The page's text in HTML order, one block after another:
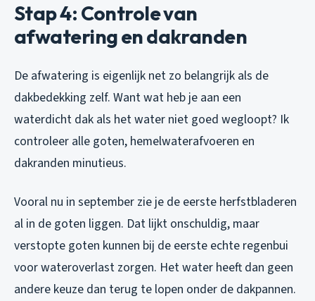
Stap 4: Controle van
afwatering en dakranden
De afwatering is eigenlijk net zo belangrijk als de
dakbedekking zelf. Want wat heb je aan een
waterdicht dak als het water niet goed wegloopt? Ik
controleer alle goten, hemelwaterafvoeren en
dakranden minutieus.
Vooral nu in september zie je de eerste herfstbladeren
al in de goten liggen. Dat lijkt onschuldig, maar
verstopte goten kunnen bij de eerste echte regenbui
voor wateroverlast zorgen. Het water heeft dan geen
andere keuze dan terug te lopen onder de dakpannen.